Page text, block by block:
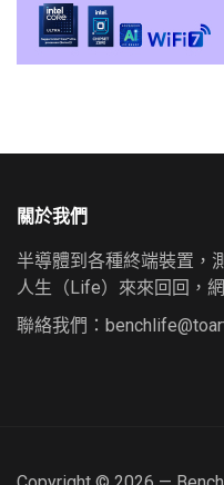
關於我們
半導體到各種終端裝置，
人生（Life）來來回回，
聯絡我們：